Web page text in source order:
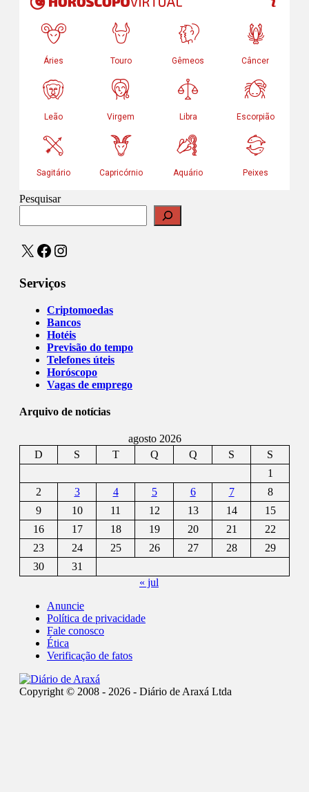
Pesquisar
X Facebook
Instagram
Serviços
Criptomoedas
Bancos
Hotéis
Previsão do tempo
Telefones úteis
Horóscopo
Vagas de emprego
Arquivo de notícias
agosto 2026
D
S T Q Q S
S
1
2
3 4 5 6 7
8
9
10 11 12 13 14
15
16
17 18 19 20 21
22
23
24 25 26 27 28
29
30
31
« jul
Anuncie
Política de privacidade
Fale conosco
Ética
Verificação de fatos
Copyright © 2008 - 2026 - Diário de Araxá Ltda